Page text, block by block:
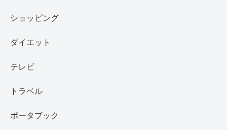
ショッピング
ダイエット
テレビ
トラベル
ポータブック